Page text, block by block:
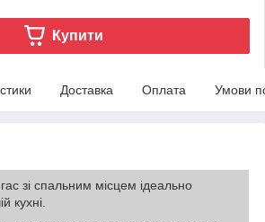
Купити
Доставка Оплата Умови
зі спальним місцем ідеально
кухні.